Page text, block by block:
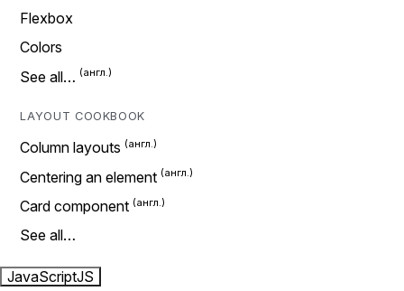
Flexbox
Colors
See all…
LAYOUT COOKBOOK
Column layouts
Centering an element
Card component
See all…
JavaScriptJS